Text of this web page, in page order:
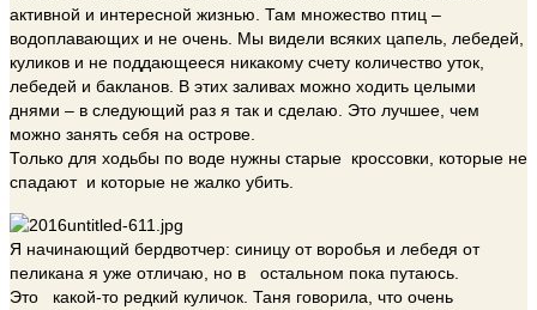
активной и интересной жизнью. Там множество птиц –
водоплавающих и не очень. Мы видели всяких цапель, лебедей,
куликов и не поддающееся никакому счету количество уток,
лебедей и бакланов. В этих заливах можно ходить целыми
днями – в следующий раз я так и сделаю. Это лучшее, чем
можно занять себя на острове.
Только для ходьбы по воде нужны старые кроссовки, которые не
спадают и которые не жалко убить.
Я начинающий бердвотчер: синицу от воробья и лебедя от
пеликана я уже отличаю, но в остальном пока путаюсь.
Это какой-то редкий куличок. Таня говорила, что очень